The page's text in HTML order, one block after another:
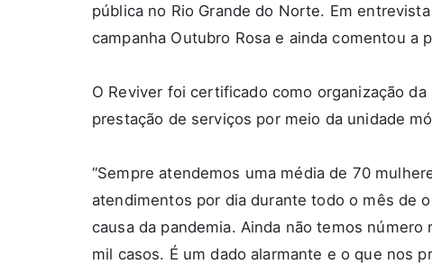
pública no Rio Grande do Norte. Em
campanha Outubro Rosa e ainda comentou
O Reviver foi certificado como organização
prestação de serviços por meio da unidade
“Sempre atendemos uma média de 70
atendimentos por dia durante todo o mês de
causa da pandemia. Ainda não temos
mil casos. É um dado alarmante e o que nos